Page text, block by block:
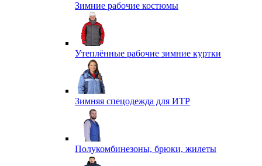
Зимние рабочие костюмы
Утеплённые рабочие зимние куртки
Зимняя спецодежда для ИТР
Полукомбинезоны, брюки, жилеты